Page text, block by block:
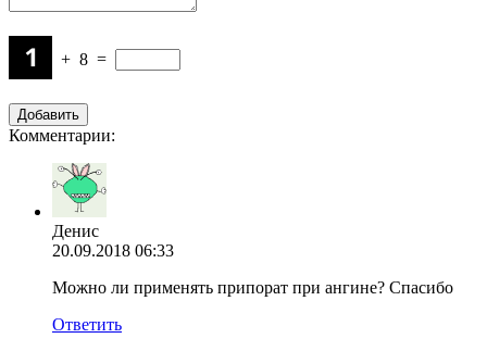
+ 8 =
Комментарии:
Денис
20.09.2018 06:33
Можно ли применять припорат при ангине? Спасибо
Ответить